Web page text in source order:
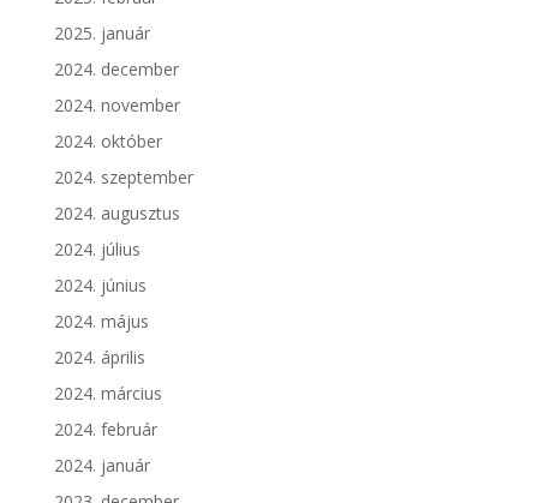
2025. január
2024. december
2024. november
2024. október
2024. szeptember
2024. augusztus
2024. július
2024. június
2024. május
2024. április
2024. március
2024. február
2024. január